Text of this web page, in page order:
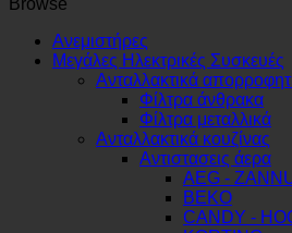
ποσότητα
Browse
Ανεμιστήρες
Μεγάλες Ηλεκτρικές Συσκευές
Ανταλλακτικά
Φίλτρα άνθρακα
Φίλτρα μεταλλικά
Ανταλλακτικά κουζίνας
Αντιστασεις άερα
AEG -
BEKO
CANDY -